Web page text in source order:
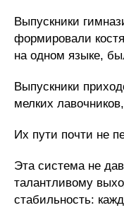
Выпускники
формировали
на одном языке,
Выпускники
мелких
Их пути почти не
Эта система не
талантливому
стабильность: